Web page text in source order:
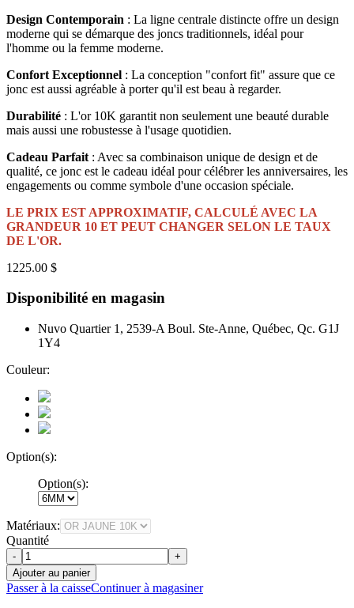
Design Contemporain : La ligne centrale distincte offre un design
moderne qui se démarque des joncs traditionnels, idéal pour
l'homme ou la femme moderne.
Confort Exceptionnel : La conception "confort fit" assure que ce
jonc est aussi agréable à porter qu'il est beau à regarder.
Durabilité : L'or 10K garantit non seulement une beauté durable
mais aussi une robustesse à l'usage quotidien.
Cadeau Parfait : Avec sa combinaison unique de design et de
qualité, ce jonc est le cadeau idéal pour célébrer les anniversaires, les
engagements ou comme symbole d'une occasion spéciale.
LE PRIX EST APPROXIMATIF, CALCULÉ AVEC LA
GRANDEUR 10 ET PEUT CHANGER SELON LE TAUX
DE L'OR.
1225.00 $
Disponibilité en magasin
Nuvo Quartier 1, 2539-A Boul. Ste-Anne, Québec, Qc. G1J
1Y4
Couleur:
Option(s):
Option(s):
Matériaux:
Quantité
-
+
Ajouter au panier
Passer à la caisseContinuer à magasiner